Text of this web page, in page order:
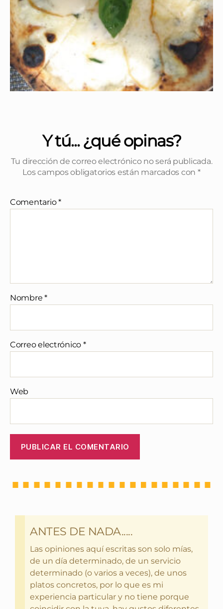
Y tú... ¿qué opinas?
Tu dirección de correo electrónico no será publicada.
Los campos obligatorios están marcados con *
Comentario*
Nombre*
Correo electrónico *
Web
ANTES DE NADA.....
Las opiniones aquí escritas son solo mías,
de un día determinado, de un servicio
determinado (o varios a veces), de unos
platos concretos, por lo que es mi
experiencia particular y no tiene porque